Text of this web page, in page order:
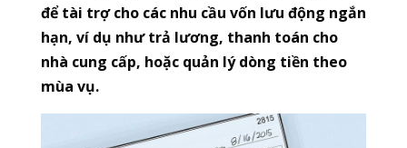
để tài trợ cho các nhu cầu vốn lưu động ngắn
hạn, ví dụ như trả lương, thanh toán cho
nhà cung cấp, hoặc quản lý dòng tiền theo
mùa vụ.